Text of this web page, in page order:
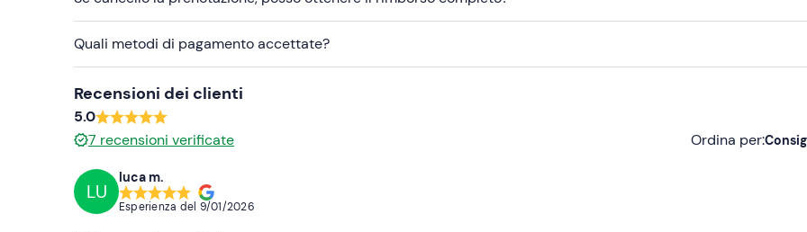
Quali metodi di pagamento accettate?
Recensioni dei clienti
5.0
7 recensioni verificate Ordina per:
LU
luca m.
Esperienza del 9/01/2026